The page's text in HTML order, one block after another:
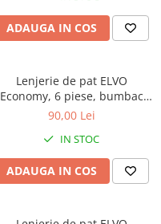
ADAUGA IN COS
Lenjerie de pat ELVO
Economy, 6 piese, bumbac
policoton, alba, cu lalele
90,00 Lei
IN STOC
ADAUGA IN COS